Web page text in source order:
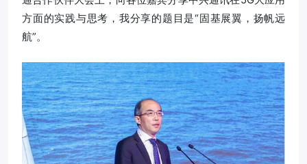
方面的实践与思考，我分享的题目是“固基展翼，扬帆远
航”。